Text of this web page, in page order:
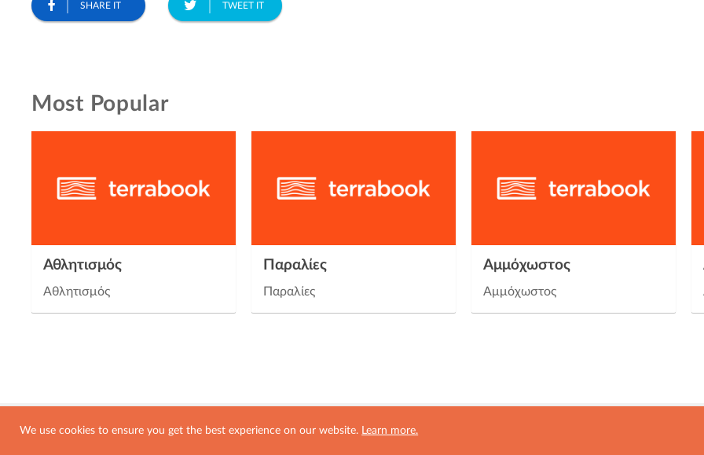
We use cookies to ensure you get the best experience on our website. Learn more.
SHARE IT TWEET IT
Most Popular
Αθλητισμός
Αθλητισμός
Παραλίες
Παραλίες
Αμμόχωστος
Αμμόχωστος
© 2026, Terrabook. All Rights Reserved.